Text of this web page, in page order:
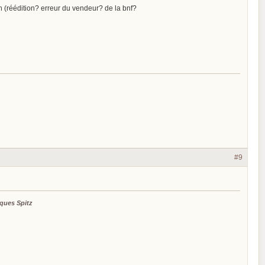
(réédition? erreur du vendeur? de la bnf?
#9
Spitz